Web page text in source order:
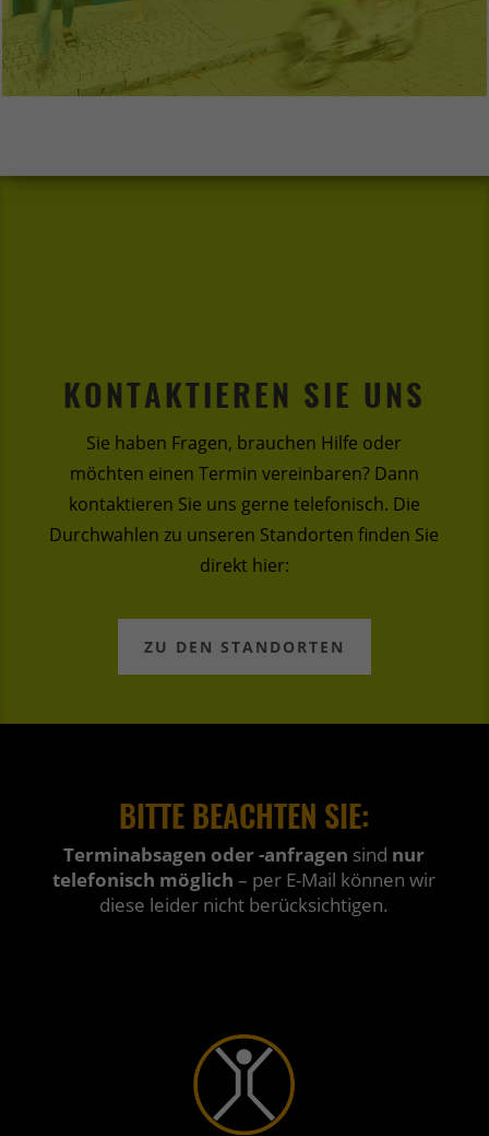
KONTAKTIEREN SIE UNS
Sie haben Fragen, brauchen Hilfe oder
möchten einen Termin vereinbaren? Dann
kontaktieren Sie uns gerne telefonisch. Die
Durchwahlen zu unseren Standorten finden Sie
direkt hier:
ZU DEN STANDORTEN
BITTE BEACHTEN SIE:
Terminabsagen oder -anfragen sind nur
telefonisch möglich – per E-Mail können wir
diese leider nicht berücksichtigen.